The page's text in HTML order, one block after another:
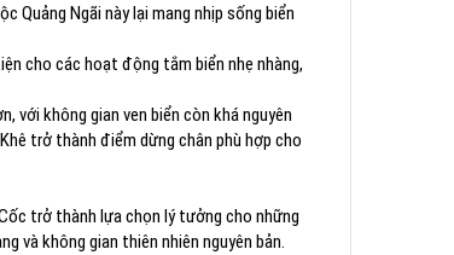
Quảng Ngãi này lại mang nhịp sống biển
cho các hoạt động tắm biển nhẹ nhàng,
với không gian ven biển còn khá nguyên
trở thành điểm dừng chân phù hợp cho
trở thành lựa chọn lý tưởng cho những
và không gian thiên nhiên nguyên bản.